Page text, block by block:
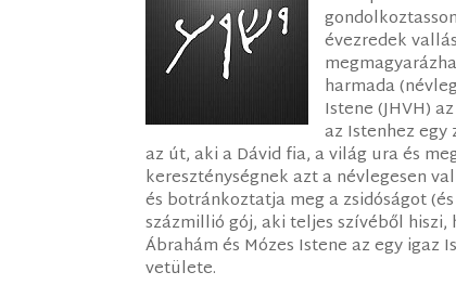
évezredek
harmada
Istene (JHVH)
az Istenhez egy
az út, aki a Dávid fia, a világ ura és
kereszténységnek azt a névlegesen
és botránkoztatja meg a zsidóságot
százmillió gój, aki teljes szívéből hiszi,
Ábrahám és Mózes Istene az egy igaz
vetülete.